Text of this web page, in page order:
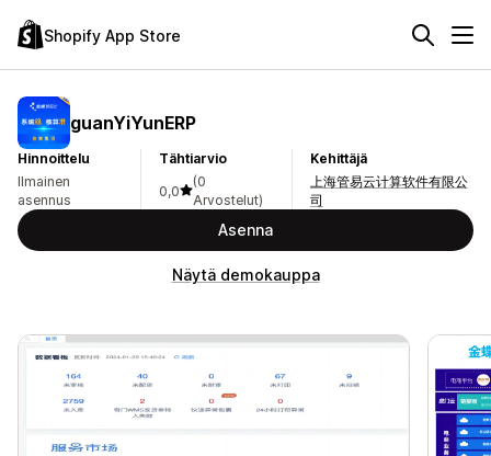
Shopify App Store
guanYiYunERP
Hinnoittelu
Ilmainen
asennus
Tähtiarvio
0,0
(0
Arvostelut)
Kehittäjä
上海管易云计算软件有限公
司
Asenna
Näytä demokauppa